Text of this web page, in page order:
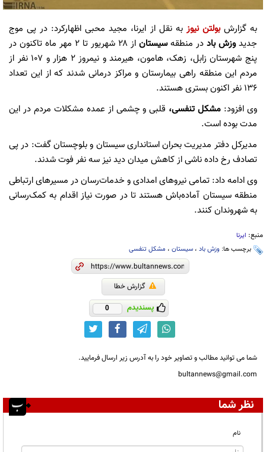
به گزارش بولتن نیوز به نقل از ایرنا، مجید محبی اظهارکرد: در پی موج
جدیدوزش باد در منطقهسیستان
از ۲۸ شهریور تا ۲ مهر ماه تاکنون در
پنج شهرستان زابل، زهک، هامون، هیرمند و نیمروز ۲ هزار و ۱۰۷ نفر از
مردم این منطقه‏ راهی بیمارستان و مراکز درمانی شدند که از این تعداد
۱۳۶ نفر اکنون بستری هستند.
وی افزود: مشکل تنفسی، قلبی و چشمی از عمده مشکلات مردم در این
مدت بوده است.
مدیرکل دفتر مدیریت بحران استانداری سیستان و بلوچستان گفت: در پی
تصادف رخ داده ناشی از کاهش میدان دید نیز سه نفر فوت شدند.
وی ادامه داد: تمامی نیروهای ‏امدادی و خدمات‌رسان در مسیرهای ارتباطی
منطقه سیستان آماده‌باش ‏هستند تا در صورت نیاز اقدام به کمک‌رسانی
به شهروندان کنند.
منبع: ایرنا
برچسب ها: وزش باد ، سیستان ، مشکل تنفسی
گزارش خطا
پسندیدم 0
شما می توانید مطالب و تصاویر خود را به آدرس زیر ارسال فرمایید.
bultannews@gmail.com
نظر شما
نام